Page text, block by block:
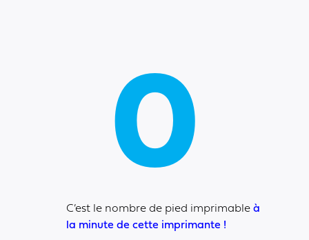
0
C’est le nombre de pied imprimable à
la minute de cette imprimante !